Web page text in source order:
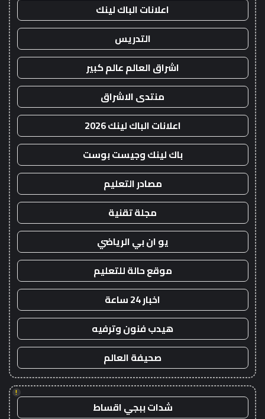
اعلانات الباك لينك
التدريس
اشراق العالم عالم كبير
منتدى الاشراق
اعلانات الباك لينك 2026
باك لينك وجيست بوست
مصادر التعليم
مجلة تقنية
يو ان بي الرياضي
موقع حالة للتعليم
اخبار 24 ساعة
هيدب فنون وترفيه
صحيفة العالم
!
شدات ببجي اقساط